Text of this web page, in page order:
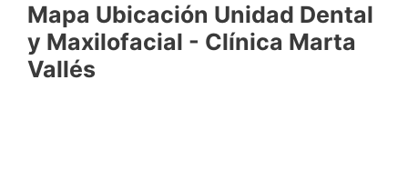
Mapa Ubicación Unidad Dental
y Maxilofacial - Clínica Marta
Vallés